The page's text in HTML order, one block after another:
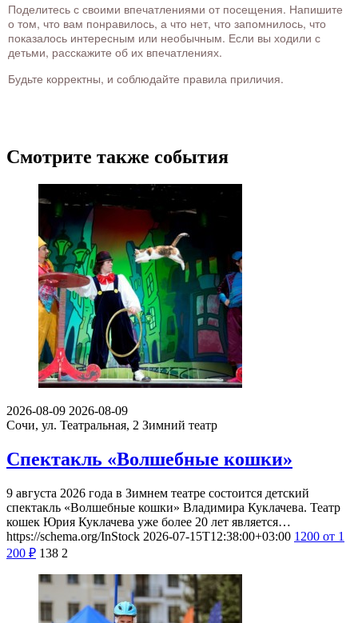
Поделитесь с своими впечатлениями от посещения. Напишите
о том, что вам понравилось, а что нет, что запомнилось, что
показалось интересным или необычным. Если вы ходили с
детьми, расскажите об их впечатлениях.
Будьте корректны, и соблюдайте правила приличия.
Смотрите также события
2026-08-09 2026-08-09
Сочи, ул. Театральная, 2 Зимний театр
Спектакль «Волшебные кошки»
9 августа 2026 года в Зимнем театре состоится детский
спектакль «Волшебные кошки» Владимира Куклачева. Театр
кошек Юрия Куклачева уже более 20 лет является…
https://schema.org/InStock 2026-07-15T12:38:00+03:00 1200 от 1
200 ₽ 138 2